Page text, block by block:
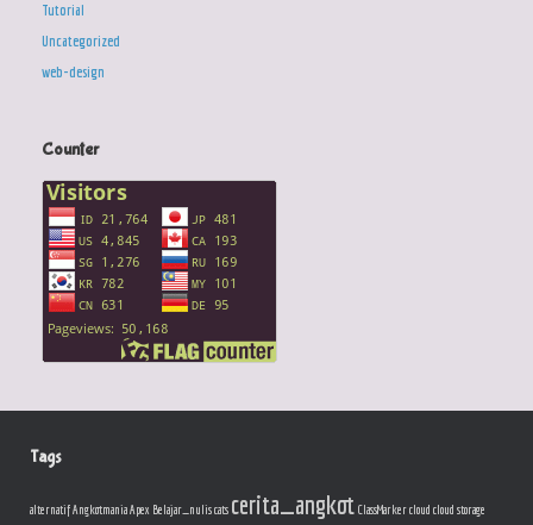
Tutorial
Uncategorized
web-design
Counter
Tags
alternatifAngkotmaniaApex Belajar_nuliscats cerita_angkot ClassMarkercloud cloud storage